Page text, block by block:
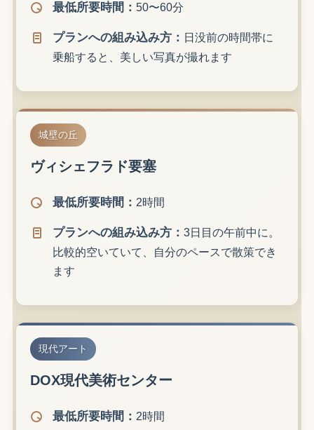
最低所要時間： 50〜60分
プランへの組み込み方： 日没前の時間帯に
乗船すると、美しい写真が撮れます
城壁の丘
ヴィシェフラド要塞
最低所要時間： 2時間
プランへの組み込み方： 3日目の午前中に。
比較的空いていて、自分のペースで散策でき
ます
現代アート
DOX現代美術センター
最低所要時間： 2時間